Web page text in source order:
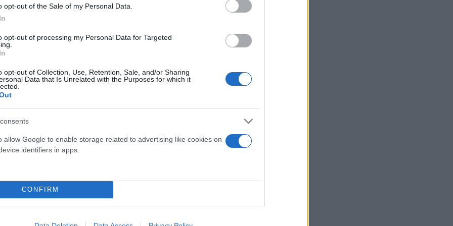
opt-out of the Sale of my Personal Data.
opt-out of processing my Personal Data for Targeted
opt-out of Collection, Use, Retention, Sale, and/or Sharing
Data that Is Unrelated with the Purposes for which it
allow Google to enable storage related to advertising like cookies on
identifiers in apps.
CONFIRM
στα κρούσματα, αυτή τη βδομάδα είναι σταθεροποιημένη.
σταδιακά πλησιάζει ειδικά σε κάποιες περιοχές».
στους ρυθμούς που ο κόσμος σπεύδει να κάνει το εμβόλιο,
κάνουν το εμβόλιο ακόμα και στις διακοπές του, κάτι που